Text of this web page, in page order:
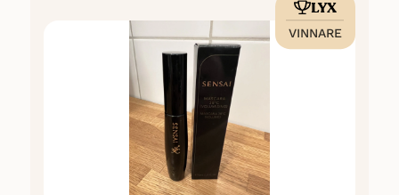
LYX
VINNARE